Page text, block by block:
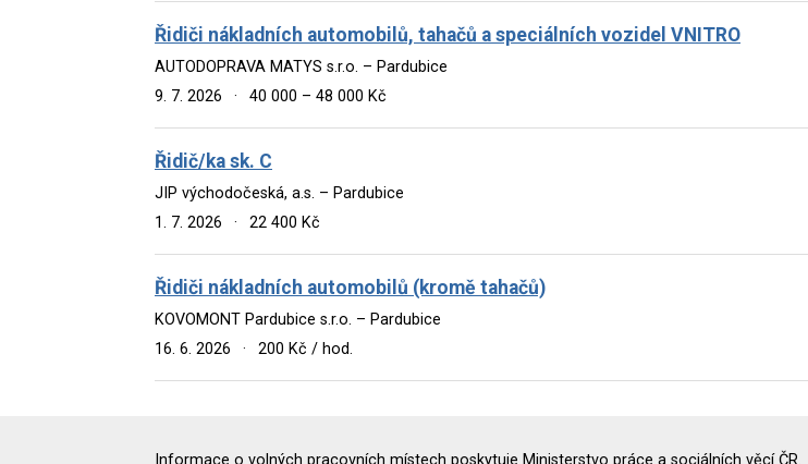
Řidiči nákladních automobilů, tahačů a speciálních vozidel VNITRO
AUTODOPRAVA MATYS s.r.o. – Pardubice
9. 7. 2026
· 40 000 – 48 000 Kč
Řidič/ka sk. C
JIP východočeská, a.s. – Pardubice
1. 7. 2026
· 22 400 Kč
Řidiči nákladních automobilů (kromě tahačů)
KOVOMONT Pardubice s.r.o. – Pardubice
16. 6. 2026
· 200 Kč / hod.
Informace o volných pracovních místech poskytuje Ministerstvo práce a sociálních věcí ČR.